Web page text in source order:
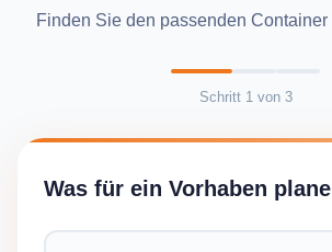
Finden Sie den passenden Container
Schritt 1von 3
Was für ein Vorhaben